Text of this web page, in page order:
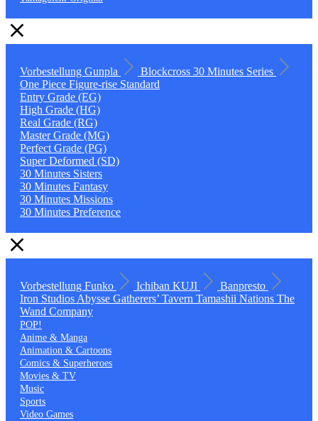
Vorbestellung Gunpla Blockcross 30 Minutes Series
One Piece Figure-rise Standard
Entry Grade (EG)
High Grade (HG)
Real Grade (RG)
Master Grade (MG)
Perfect Grade (PG)
Super Deformed (SD)
30 Minutes Sisters
30 Minutes Fantasy
30 Minutes Missions
30 Minutes Preference
Vorbestellung Funko Ichiban KUJI
Banpresto
Iron Studios Abysse Gatherers’ Tavern Tamashii Nations The
Wand Company
POP!
Anime & Manga
Animation & Cartoons
Comics & Superheroes
Movies & TV
Music
Sports
Video Games